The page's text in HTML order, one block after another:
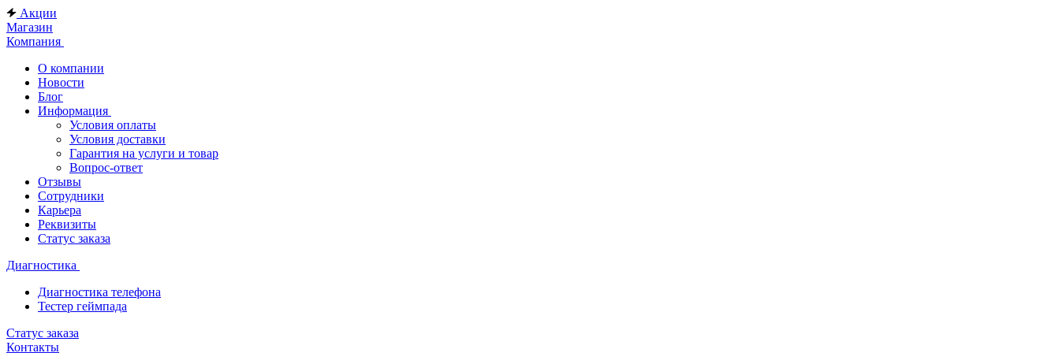
Акции
Магазин
Компания
О компании
Новости
Блог
Информация
Условия оплаты
Условия доставки
Гарантия на услуги и товар
Вопрос-ответ
Отзывы
Сотрудники
Карьера
Реквизиты
Статус заказа
Диагностика
Диагностика телефона
Тестер геймпада
Статус заказа
Контакты